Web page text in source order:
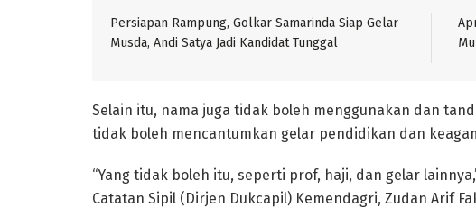
Persiapan Rampung, Golkar Samarinda Siap Gelar
Musda, Andi Satya Jadi Kandidat Tunggal
Selain itu, nama juga tidak boleh menggunakan dan
tidak boleh mencantumkan gelar pendidikan dan
“Yang tidak boleh itu, seperti prof, haji, dan gelar
Catatan Sipil (Dirjen Dukcapil) Kemendagri, Zudan Arif